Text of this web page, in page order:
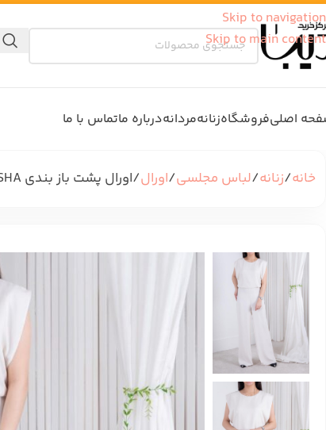
Skip to navigation
Skip to main content
اصلیفروشگاهزنانهمردانهدرباره ماتماس با ما
خانه زنانه لباس مجلسی اورال اورال پشت باز بندی ROSHA